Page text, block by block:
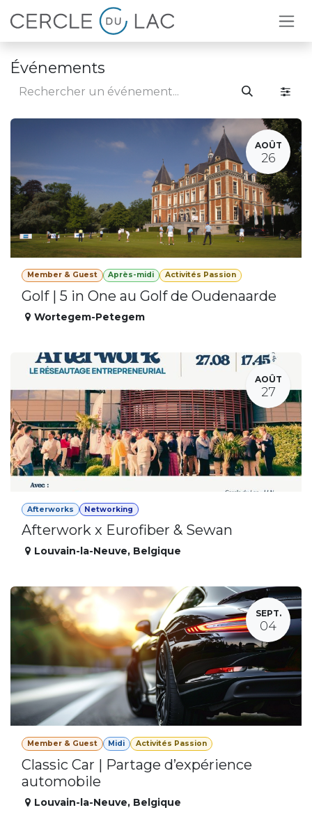
Se rendre au contenu
Événements
AOÛT
26
Member & Guest Après-midi Activités Passion
Golf | 5 in One au Golf de Oudenaarde
Wortegem-Petegem
AOÛT
27
Afterworks Networking
Afterwork x Eurofiber & Sewan
Louvain-la-Neuve, Belgique
SEPT.
04
Member & Guest Midi Activités Passion
Classic Car | Partage d’expérience
automobile
Louvain-la-Neuve, Belgique